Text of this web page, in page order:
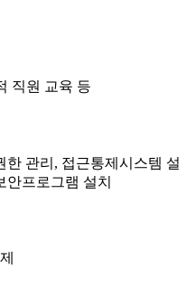
직원 교육 등
관리, 접근통제시스템 설
프로그램 설치